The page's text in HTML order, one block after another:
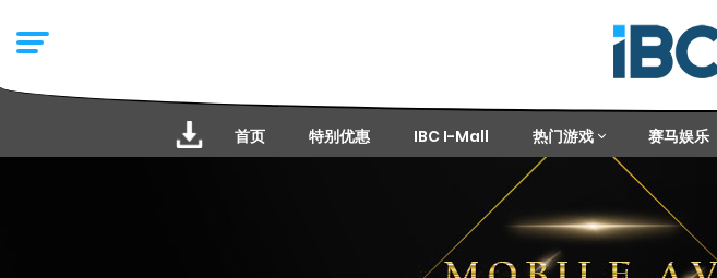
首页 特别优惠 IBC I-Mall 热门游戏 赛马娱乐